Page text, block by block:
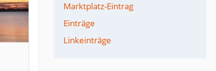
Marktplatz-Eintrag
Einträge
Linkeinträge